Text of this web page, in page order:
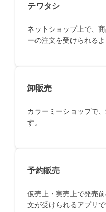
テワタシ
ネットショップ上で、
ーの注文を受けられるよ
卸販売
カラーミーショップで
す。
予約販売
仮売上・実売上で発売
文が受けられるアプリで